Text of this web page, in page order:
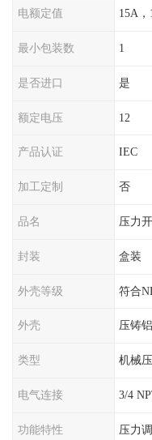
电额定值
最小包装数 1
是否进口 是
额定电压 12
产品认证 IEC
加工定制 否
品名 压力
封装 盒装
外壳等级 符合
外壳
类型 机械
电气连接 3/4
功能特性 压力